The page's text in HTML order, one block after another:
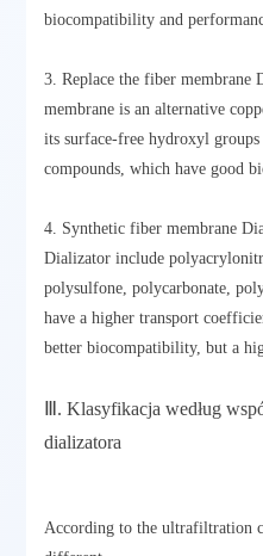
biocompatibility and
3. Replace the fiber
membrane is an alternative
its surface-free hydroxyl
compounds, which have good
4. Synthetic fiber membrane
Dializator include
polysulfone, polycarbonate,
have a higher transport
better biocompatibility, but a
Ⅲ. Klasyfikacja według
dializatora
According to the ultrafiltration